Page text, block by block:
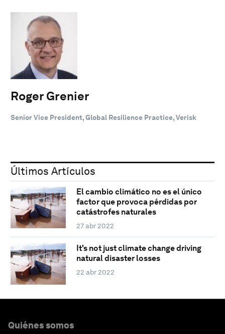
Roger Grenier
Senior Vice President, Global Resilience Practice, Verisk
Últimos Artículos
El cambio climático no es el único
factor que provoca pérdidas por
catástrofes naturales
27 abr 2022
It's not just climate change driving
natural disaster losses
22 abr 2022
Quiénes somos